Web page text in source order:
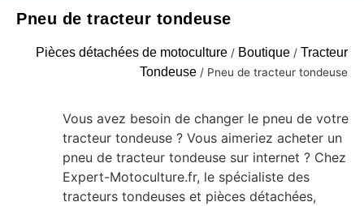
Pneu de tracteur tondeuse
Pièces détachées de motoculture / Boutique / Tracteur
Tondeuse / Pneu de tracteur tondeuse
Vous avez besoin de changer le pneu de votre
tracteur tondeuse ? Vous aimeriez acheter un
pneu de tracteur tondeuse sur internet ? Chez
Expert-Motoculture.fr, le spécialiste des
tracteurs tondeuses et pièces détachées,